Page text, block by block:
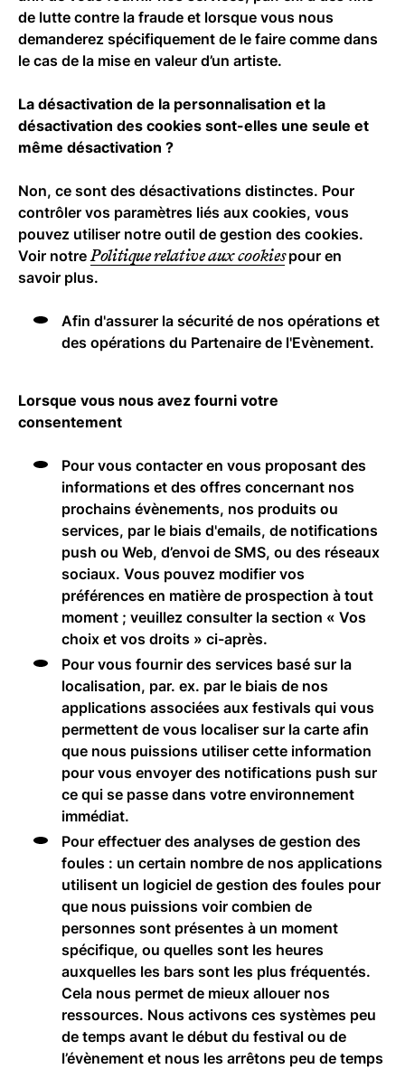
de lutte contre la fraude et lorsque vous nous
demanderez spécifiquement de le faire comme dans
le cas de la mise en valeur d’un artiste.
La désactivation de la personnalisation et la
désactivation des cookies sont-elles une seule et
même désactivation ?
Non, ce sont des désactivations distinctes. Pour
contrôler vos paramètres liés aux cookies, vous
pouvez utiliser notre outil de gestion des cookies.
Voir notre Politique relative aux cookiespour en
savoir plus.
Afin d'assurer la sécurité de nos opérations et
des opérations du Partenaire de l'Evènement.
Lorsque vous nous avez fourni votre
consentement
Pour vous contacter en vous proposant des
informations et des offres concernant nos
prochains évènements, nos produits ou
services, par le biais d'emails, de notifications
push ou Web, d’envoi de SMS, ou des réseaux
sociaux. Vous pouvez modifier vos
préférences en matière de prospection à tout
moment ; veuillez consulter la section « Vos
choix et vos droits » ci-après.
Pour vous fournir des services basé sur la
localisation, par. ex. par le biais de nos
applications associées aux festivals qui vous
permettent de vous localiser sur la carte afin
que nous puissions utiliser cette information
pour vous envoyer des notifications push sur
ce qui se passe dans votre environnement
immédiat.
Pour effectuer des analyses de gestion des
foules : un certain nombre de nos applications
utilisent un logiciel de gestion des foules pour
que nous puissions voir combien de
personnes sont présentes à un moment
spécifique, ou quelles sont les heures
auxquelles les bars sont les plus fréquentés.
Cela nous permet de mieux allouer nos
ressources. Nous activons ces systèmes peu
de temps avant le début du festival ou de
l’évènement et nous les arrêtons peu de temps